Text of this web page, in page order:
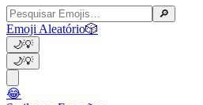
🔎
Emoji Aleatório🎲
🌙💡
🌙💡
😂